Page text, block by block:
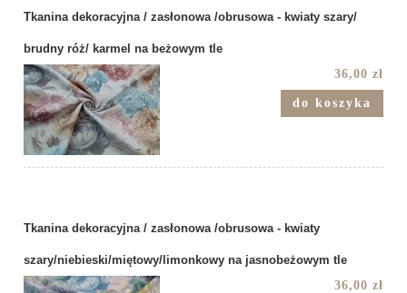
Tkanina dekoracyjna / zasłonowa /obrusowa - kwiaty szary/
brudny róż/ karmel na beżowym tle
36,00 zł
do koszyka
Tkanina dekoracyjna / zasłonowa /obrusowa - kwiaty
szary/niebieski/miętowy/limonkowy na jasnobeżowym tle
36,00 zł